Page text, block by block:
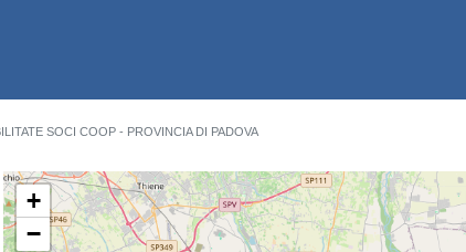
SOCI COOP - PROVINCIA DI PADOVA
+
−